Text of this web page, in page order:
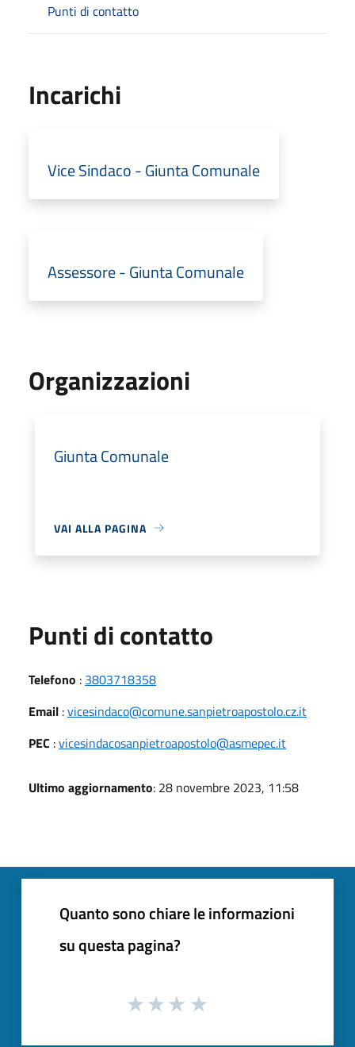
Punti di contatto
Incarichi
Vice Sindaco - Giunta Comunale
Assessore - Giunta Comunale
Organizzazioni
Giunta Comunale
VAI ALLA PAGINA
Punti di contatto
Telefono : 3803718358
Email :vicesindaco@comune.sanpietroapostolo.cz.it
PEC :vicesindacosanpietroapostolo@asmepec.it
Ultimo aggiornamento: 28 novembre 2023, 11:58
Quanto sono chiare le informazioni
su questa pagina?